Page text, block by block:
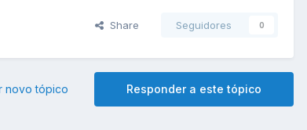
Share Seguidores 0
Responder a este tópico
novo tópico